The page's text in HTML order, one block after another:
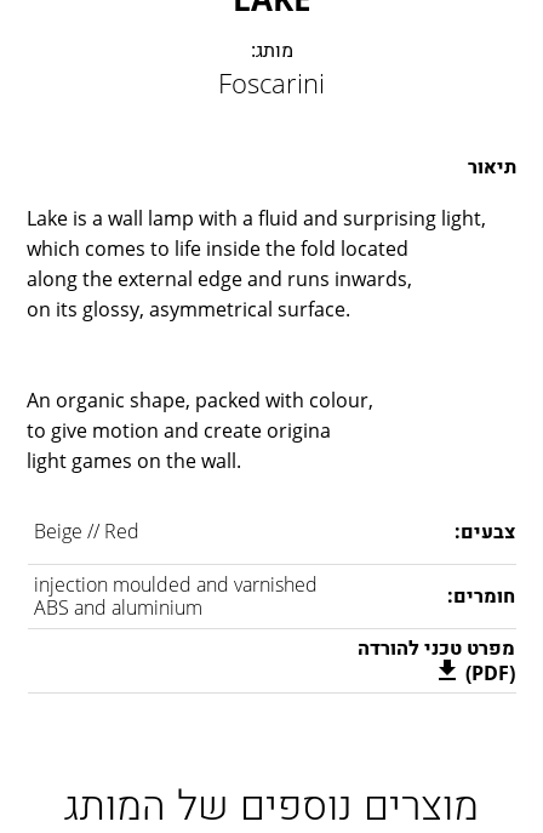
LAMBERT & FILS
PORSCHE
GROK
מותג:
Foscarini
תיאור
Lake is a wall lamp with a fluid and surprising light,
which comes to life inside the fold located
along the external edge and runs inwards,
on its glossy, asymmetrical surface.
An organic shape, packed with colour,
to give motion and create origina
light games on the wall.
צבעים: Beige // Red
חומרים:
injection moulded and varnished
ABS and aluminium
מפרט טכני להורדה
(PDF)
מוצרים נוספים של המותג